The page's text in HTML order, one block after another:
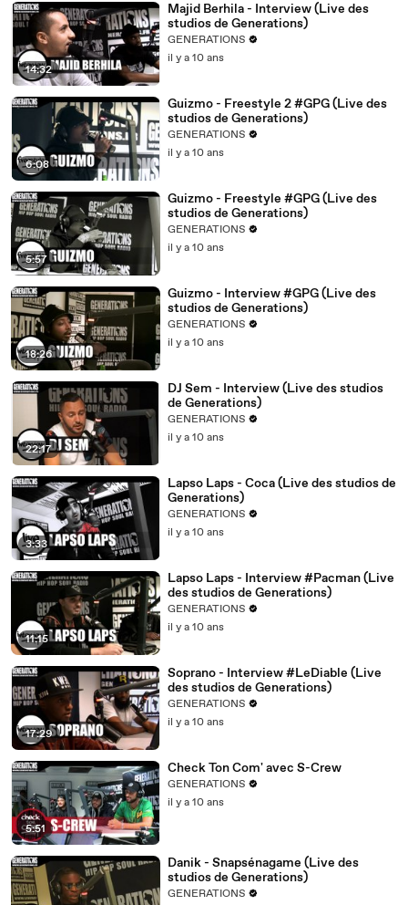
14:32
Majid Berhila - Interview (Live des
studios de Generations)
GENERATIONS
il y a 10 ans
6:08
Guizmo - Freestyle 2 #GPG (Live des
studios de Generations)
GENERATIONS
il y a 10 ans
5:57
Guizmo - Freestyle #GPG (Live des
studios de Generations)
GENERATIONS
il y a 10 ans
18:26
Guizmo - Interview #GPG (Live des
studios de Generations)
GENERATIONS
il y a 10 ans
22:17
DJ Sem - Interview (Live des studios
de Generations)
GENERATIONS
il y a 10 ans
3:33
Lapso Laps - Coca (Live des studios de
Generations)
GENERATIONS
il y a 10 ans
11:15
Lapso Laps - Interview #Pacman (Live
des studios de Generations)
GENERATIONS
il y a 10 ans
17:29
Soprano - Interview #LeDiable (Live
des studios de Generations)
GENERATIONS
il y a 10 ans
5:51
Check Ton Com' avec S-Crew
GENERATIONS
il y a 10 ans
Danik - Snapsénagame (Live des
studios de Generations)
GENERATIONS